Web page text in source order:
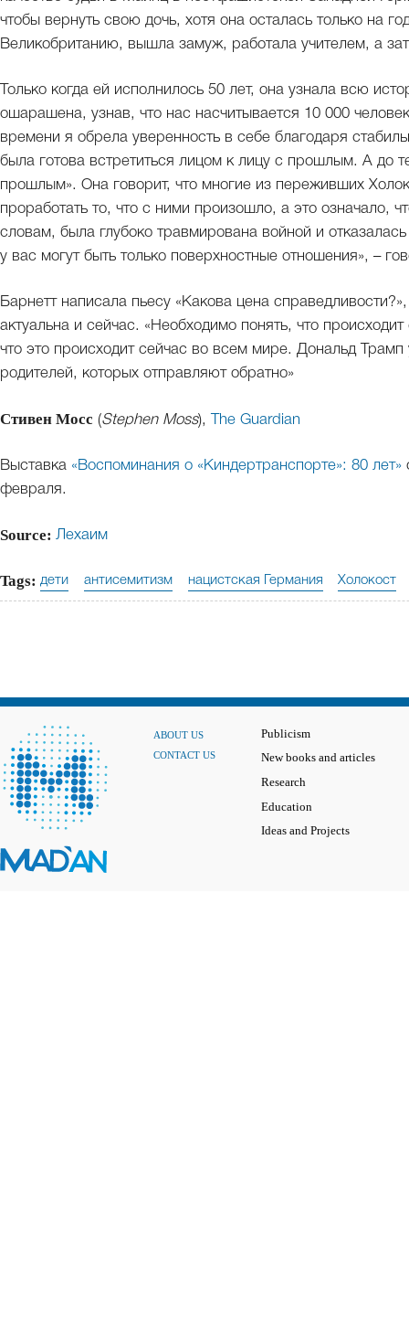
чтобы вернуть свою дочь, хотя она осталась только на
Великобританию, вышла замуж, работала учителем, а
Только когда ей исполнилось 50 лет, она узнала всю
ошарашена, узнав, что нас насчитывается 10 000
времени я обрела уверенность в себе благодаря
была готова встретиться лицом к лицу с прошлым. А до
прошлым». Она говорит, что многие из переживших
проработать то, что с ними произошло, а это означало,
словам, была глубоко травмирована войной и
у вас могут быть только поверхностные отношения», –
Барнетт написала пьесу «Какова цена
актуальна и сейчас. «Необходимо понять, что
что это происходит сейчас во всем мире. Дональд Трамп
родителей, которых отправляют обратно»
Стивен Мосс (Stephen Moss), The Guardian
Выставка «Воспоминания о «Киндертранспорте»: 80 лет»
февраля.
Source: Лехаим
Tags: дети антисемитизм нацистская Германия Холокост
ABOUT US
CONTACT US
Publicism
New books and articles
Research
Education
Ideas and Projects